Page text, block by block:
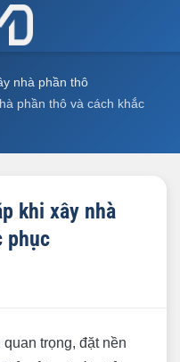
nhà phần thô
phần thô và cách khắc
khi xây nhà
phục
trọng, đặt nền